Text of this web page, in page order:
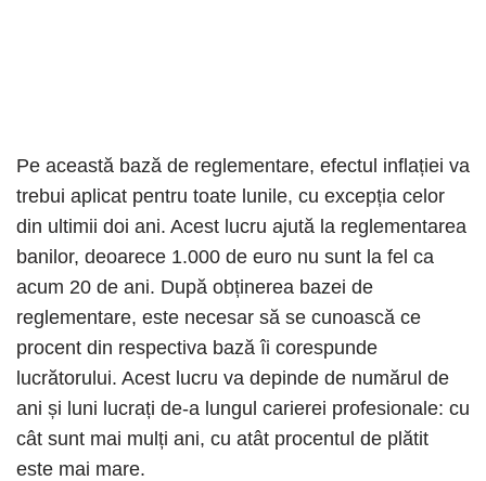
Pe această bază de reglementare, efectul inflației va
trebui aplicat pentru toate lunile, cu excepția celor
din ultimii doi ani. Acest lucru ajută la reglementarea
banilor, deoarece 1.000 de euro nu sunt la fel ca
acum 20 de ani. După obținerea bazei de
reglementare, este necesar să se cunoască ce
procent din respectiva bază îi corespunde
lucrătorului. Acest lucru va depinde de numărul de
ani și luni lucrați de-a lungul carierei profesionale: cu
cât sunt mai mulți ani, cu atât procentul de plătit
este mai mare.